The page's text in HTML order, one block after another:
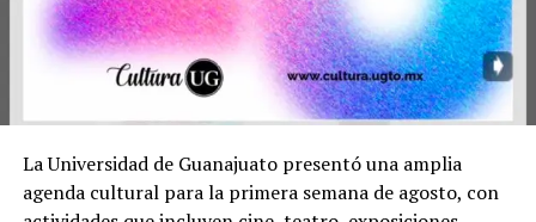
La Universidad de Guanajuato presentó una amplia
agenda cultural para la primera semana de agosto, con